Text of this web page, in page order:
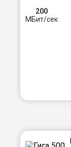
200
МБит/сек